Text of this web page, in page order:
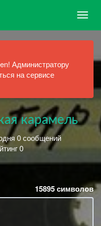
Администратору
на сервисе
карамель
0 сообщений
0
15895символов